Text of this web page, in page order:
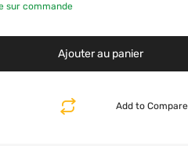
sur commande
Ajouter au panier
Add to Compare